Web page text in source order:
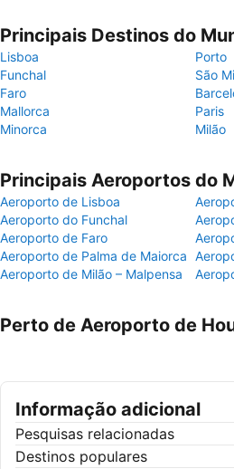
Principais Destinos do
Lisboa
Porto
Funchal
São
Faro
Mallorca
Paris
Minorca
Milão
Principais Aeroportos do
Aeroporto de Lisboa
Aeroporto do Funchal
Aeroporto de Faro
Aeroporto de Palma de Maiorca
Aeroporto de Milão – Malpensa
Perto de Aeroporto de
Informação adicional
Pesquisas relacionadas
Destinos populares